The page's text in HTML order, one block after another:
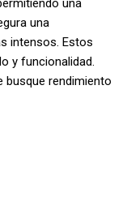
una
una
intensos. Estos
y funcionalidad.
busque rendimiento